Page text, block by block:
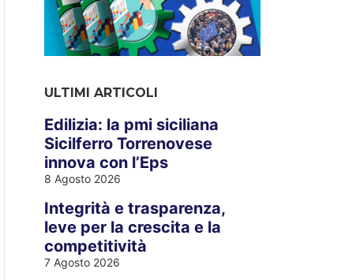
ULTIMI ARTICOLI
Edilizia: la pmi siciliana
Sicilferro Torrenovese
innova con l’Eps
8 Agosto 2026
Integrità e trasparenza,
leve per la crescita e la
competitività
7 Agosto 2026